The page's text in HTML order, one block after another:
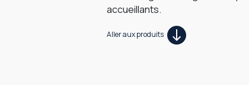
accueillants.
Aller aux produits